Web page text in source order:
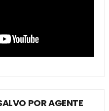
POR AGENTE